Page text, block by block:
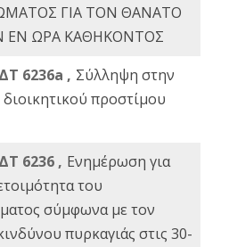
ΓΙΑ ΤΟΝ ΘΑΝΑΤΟ
ΕΝ ΩΡΑ ΚΑΘΗΚΟΝΤΟΣ
6236a , Σύλληψη στην
προστίμου
6236 , Ενημέρωση για
του
σύμφωνα με τον
πυρκαγιάς στις 30-